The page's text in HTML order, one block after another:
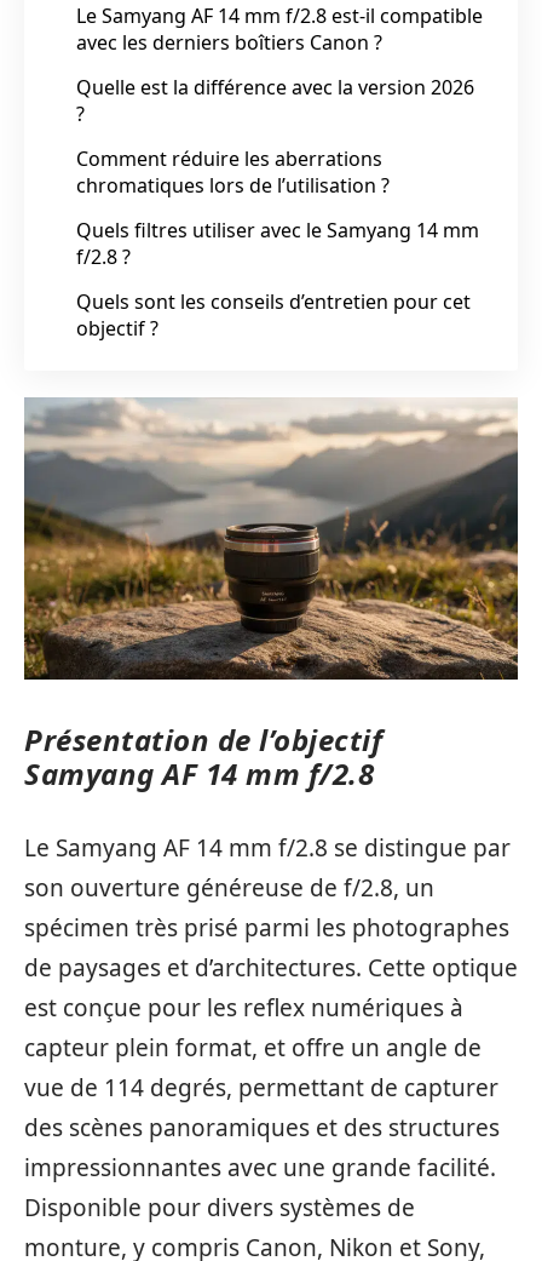
Le Samyang AF 14 mm f/2.8 est-il compatible
avec les derniers boîtiers Canon ?
Quelle est la différence avec la version 2026
?
Comment réduire les aberrations
chromatiques lors de l’utilisation ?
Quels filtres utiliser avec le Samyang 14 mm
f/2.8 ?
Quels sont les conseils d’entretien pour cet
objectif ?
Présentation de l’objectif
Samyang AF 14 mm f/2.8
Le Samyang AF 14 mm f/2.8 se distingue par
son ouverture généreuse de f/2.8, un
spécimen très prisé parmi les photographes
de paysages et d’architectures. Cette optique
est conçue pour les reflex numériques à
capteur plein format, et offre un angle de
vue de 114 degrés, permettant de capturer
des scènes panoramiques et des structures
impressionnantes avec une grande facilité.
Disponible pour divers systèmes de
monture, y compris Canon, Nikon et Sony,